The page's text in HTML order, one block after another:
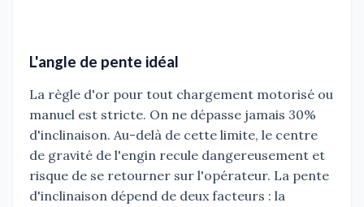
L'angle de pente idéal
La règle d'or pour tout chargement motorisé ou
manuel est stricte. On ne dépasse jamais 30%
d'inclinaison. Au-delà de cette limite, le centre
de gravité de l'engin recule dangereusement et
risque de se retourner sur l'opérateur. La pente
d'inclinaison dépend de deux facteurs : la